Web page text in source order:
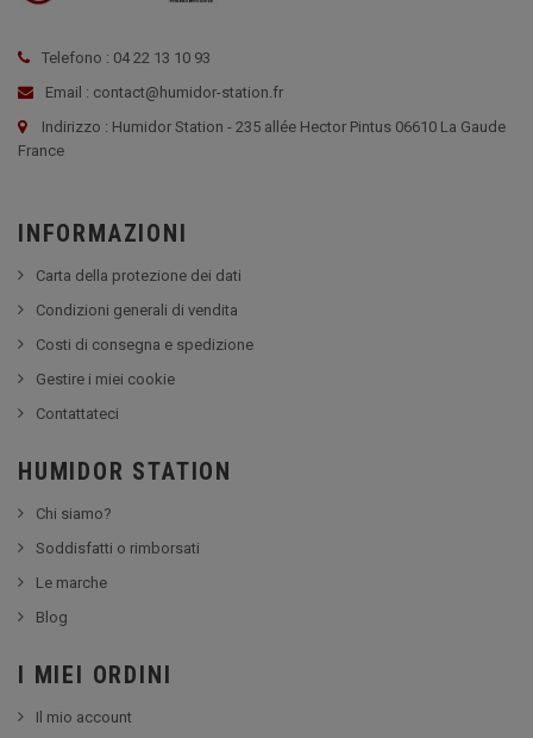
Telefono : 04 22 13 10 93
Email : contact@humidor-station.fr
Indirizzo : Humidor Station - 235 allée Hector Pintus 06610 La Gaude
France
INFORMAZIONI
Carta della protezione dei dati
Condizioni generali di vendita
Costi di consegna e spedizione
Gestire i miei cookie
Contattateci
HUMIDOR STATION
Chi siamo?
Soddisfatti o rimborsati
Le marche
Blog
I MIEI ORDINI
Il mio account